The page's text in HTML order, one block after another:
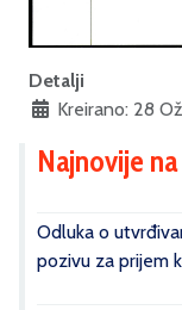
Detalji
Kreirano: 28
Najnovije
Odluka o
pozivu za prijem